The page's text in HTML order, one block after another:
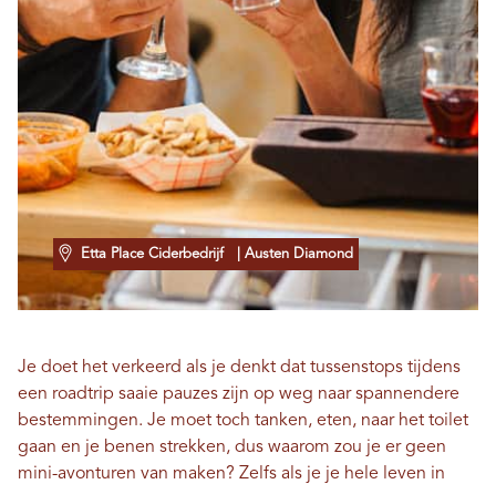
Etta Place Ciderbedrijf | Austen Diamond
Je doet het verkeerd als je denkt dat tussenstops tijdens
een roadtrip saaie pauzes zijn op weg naar spannendere
bestemmingen. Je moet toch tanken, eten, naar het toilet
gaan en je benen strekken, dus waarom zou je er geen
mini-avonturen van maken? Zelfs als je je hele leven in